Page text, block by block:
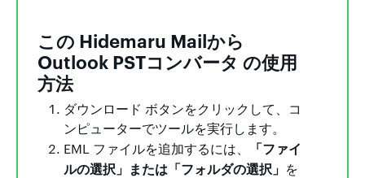
この Hidemaru Mailから
Outlook PSTコンバータ の使用
方法
ダウンロード ボタンをクリックして、コ
ンピューターでツールを実行します。
EML ファイルを追加するには、
「ファイ
ルの選択」または「フォルダの選択」 を